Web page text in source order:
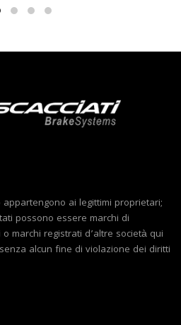
possono
nella
pagina
del
ai legittimi proprietari;
possono essere marchi di
marchi registrati d’altre società qui
alcun fine di violazione dei diritti